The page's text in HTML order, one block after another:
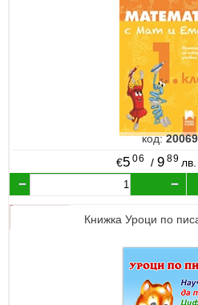
код:
€5 06 / 9 89 лв.
Книжка Уроци по